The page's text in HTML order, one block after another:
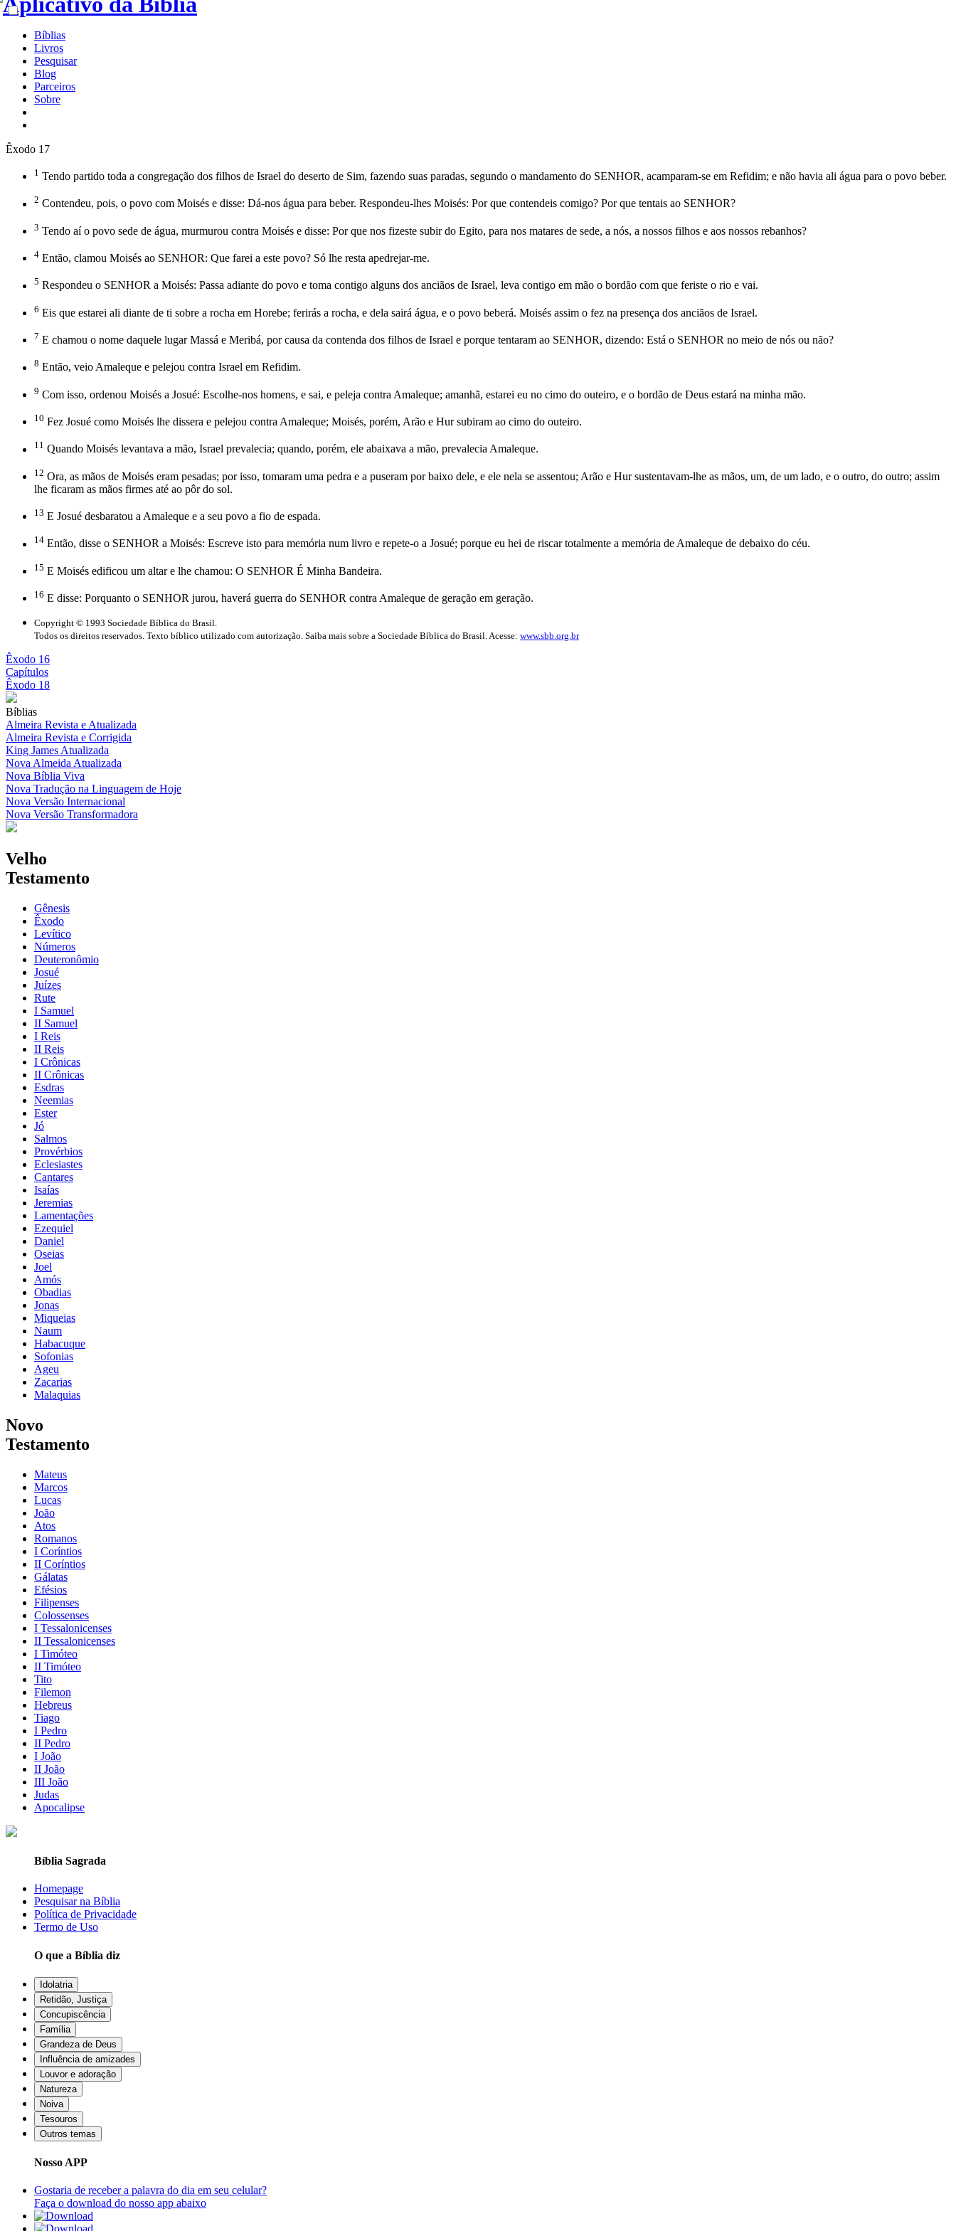
Bíblias
Livros
Pesquisar
Blog
Parceiros
Sobre
Êxodo 17
1 Tendo partido toda a congregação dos filhos de Israel do deserto de Sim, fazendo suas paradas, segundo o mandamento do SENHOR, acamparam-se em Refidim; e não havia ali água para o povo beber.
2 Contendeu, pois, o povo com Moisés e disse: Dá-nos água para beber. Respondeu-lhes Moisés: Por que contendeis comigo? Por que tentais ao SENHOR?
3 Tendo aí o povo sede de água, murmurou contra Moisés e disse: Por que nos fizeste subir do Egito, para nos matares de sede, a nós, a nossos filhos e aos nossos rebanhos?
4 Então, clamou Moisés ao SENHOR: Que farei a este povo? Só lhe resta apedrejar-me.
5 Respondeu o SENHOR a Moisés: Passa adiante do povo e toma contigo alguns dos anciãos de Israel, leva contigo em mão o bordão com que feriste o rio e vai.
6 Eis que estarei ali diante de ti sobre a rocha em Horebe; ferirás a rocha, e dela sairá água, e o povo beberá. Moisés assim o fez na presença dos anciãos de Israel.
7 E chamou o nome daquele lugar Massá e Meribá, por causa da contenda dos filhos de Israel e porque tentaram ao SENHOR, dizendo: Está o SENHOR no meio de nós ou não?
8 Então, veio Amaleque e pelejou contra Israel em Refidim.
9 Com isso, ordenou Moisés a Josué: Escolhe-nos homens, e sai, e peleja contra Amaleque; amanhã, estarei eu no cimo do outeiro, e o bordão de Deus estará na minha mão.
10 Fez Josué como Moisés lhe dissera e pelejou contra Amaleque; Moisés, porém, Arão e Hur subiram ao cimo do outeiro.
11 Quando Moisés levantava a mão, Israel prevalecia; quando, porém, ele abaixava a mão, prevalecia Amaleque.
12 Ora, as mãos de Moisés eram pesadas; por isso, tomaram uma pedra e a puseram por baixo dele, e ele nela se assentou; Arão e Hur sustentavam-lhe as mãos, um, de um lado, e o outro, do outro; assim
lhe ficaram as mãos firmes até ao pôr do sol.
13 E Josué desbaratou a Amaleque e a seu povo a fio de espada.
14 Então, disse o SENHOR a Moisés: Escreve isto para memória num livro e repete-o a Josué; porque eu hei de riscar totalmente a memória de Amaleque de debaixo do céu.
15 E Moisés edificou um altar e lhe chamou: O SENHOR É Minha Bandeira.
16 E disse: Porquanto o SENHOR jurou, haverá guerra do SENHOR contra Amaleque de geração em geração.
Copyright © 1993 Sociedade Bíblica do Brasil.
Todos os direitos reservados. Texto bíblico utilizado com autorização. Saiba mais sobre a Sociedade Bíblica do Brasil. Acesse: www.sbb.org.br
Êxodo 16
Capítulos
Êxodo 18
Bíblias
Almeira Revista e Atualizada
Almeira Revista e Corrigida
King James Atualizada
Nova Almeida Atualizada
Nova Bíblia Viva
Nova Tradução na Linguagem de Hoje
Nova Versão Internacional
Nova Versão Transformadora
Velho
Testamento
Gênesis
Êxodo
Levítico
Números
Deuteronômio
Josué
Juízes
Rute
I Samuel
II Samuel
I Reis
II Reis
I Crônicas
II Crônicas
Esdras
Neemias
Ester
Jó
Salmos
Provérbios
Eclesiastes
Cantares
Isaías
Jeremias
Lamentações
Ezequiel
Daniel
Oseias
Joel
Amós
Obadias
Jonas
Miqueias
Naum
Habacuque
Sofonias
Ageu
Zacarias
Malaquias
Novo
Testamento
Mateus
Marcos
Lucas
João
Atos
Romanos
I Coríntios
II Coríntios
Gálatas
Efésios
Filipenses
Colossenses
I Tessalonicenses
II Tessalonicenses
I Timóteo
II Timóteo
Tito
Filemon
Hebreus
Tiago
I Pedro
II Pedro
I João
II João
III João
Judas
Apocalipse
Bíblia Sagrada
Homepage
Pesquisar na Bíblia
Política de Privacidade
Termo de Uso
O que a Bíblia diz
Idolatria
Retidão, Justiça
Concupiscência
Família
Grandeza de Deus
Influência de amizades
Louvor e adoração
Natureza
Noiva
Tesouros
Outros temas
Nosso APP
Gostaria de receber a palavra do dia em seu celular?
Faça o download do nosso app abaixo